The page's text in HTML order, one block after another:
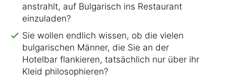
anstrahlt, auf Bulgarisch ins Restaurant
einzuladen?
Sie wollen endlich wissen, ob die vielen
bulgarischen Männer, die Sie an der
Hotelbar flankieren, tatsächlich nur über ihr
Kleid philosophieren?